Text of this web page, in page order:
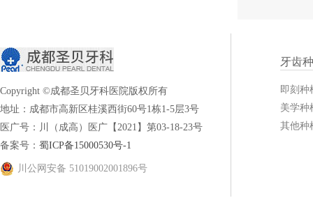
Copyright ©成都圣贝牙科医院版权所有
地址：成都市高新区桂溪西街60号1栋1-5层3号
医广号：川（成高）医广【2021】第03-18-23号
备案号： 蜀ICP备15000530号-1
川公网安备 51019002001896号
牙齿
即刻种
美学种
其他种